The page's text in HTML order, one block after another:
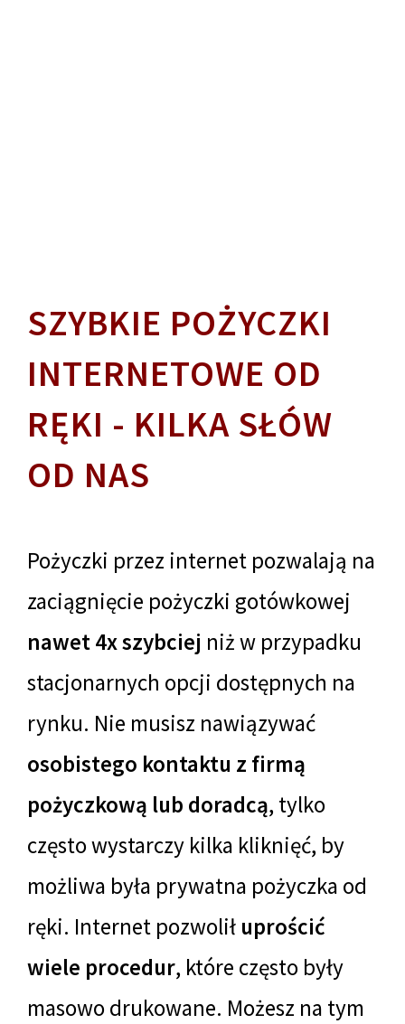
SZYBKIE POŻYCZKI
INTERNETOWE OD
RĘKI - KILKA SŁÓW
OD NAS
Pożyczki przez internet pozwalają na
zaciągnięcie pożyczki gotówkowej
nawet 4x szybciej niż w przypadku
stacjonarnych opcji dostępnych na
rynku. Nie musisz nawiązywać
osobistego kontaktu z firmą
pożyczkową lub doradcą, tylko
często wystarczy kilka kliknięć, by
możliwa była prywatna pożyczka od
ręki. Internet pozwolił uprościć
wiele procedur, które często były
masowo drukowane. Możesz na tym